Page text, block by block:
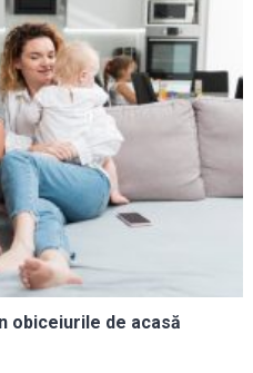
obiceiurile de acasă